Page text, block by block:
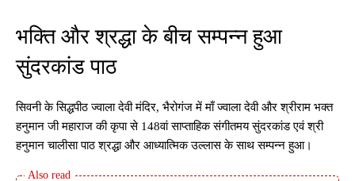
भक्ति और श्रद्धा के बीच सम्पन्न हुआ
सुंदरकांड पाठ
सिवनी के सिद्धपीठ ज्वाला देवी मंदिर, भैरोगंज में माँ ज्वाला देवी और श्रीराम भक्त
हनुमान जी महाराज की कृपा से 148वां साप्ताहिक संगीतमय सुंदरकांड एवं श्री
हनुमान चालीसा पाठ श्रद्धा और आध्यात्मिक उल्लास के साथ सम्पन्न हुआ।